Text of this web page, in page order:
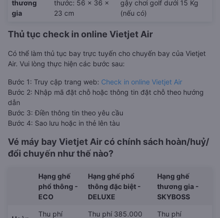
thương
gia
thước: 56 x 36 x
23 cm
gậy chơi golf dưới 15 Kg
(nếu có)
Thủ tục check in online Vietjet Air
Có thể làm thủ tục bay trực tuyến cho chuyến bay của Vietjet
Air. Vui lòng thực hiện các bước sau:
Bước 1: Truy cập trang web: Check in online Vietjet Air
Bước 2: Nhập mã đặt chỗ hoặc thông tin đặt chỗ theo hướng
dẫn
Bước 3: Điền thông tin theo yêu cầu
Bước 4: Sao lưu hoặc in thẻ lên tàu
Vé máy bay Vietjet Air có chính sách hoàn/huỷ/
đổi chuyến như thế nào?
Hạng ghế
phổ thông -
ECO
Hạng ghế phổ
thông đặc biệt -
DELUXE
Hạng ghế
thương gia -
SKYBOSS
Thu phí Thu phí 385.000 Thu phí